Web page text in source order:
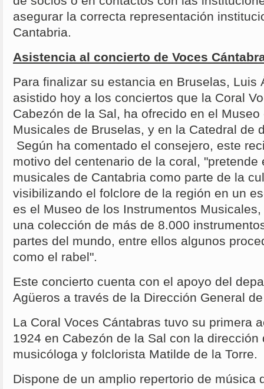
asegurar la correcta representación
Cantabria.
Asistencia al concierto de Voces
Para finalizar su estancia en Bruselas, Luis
asistido hoy a los conciertos que la Coral
Cabezón de la Sal, ha ofrecido en el
Musicales de Bruselas, y en la Catedral de
Según ha comentado el consejero, este
motivo del centenario de la coral,
musicales de Cantabria como parte de la
visibilizando el folclore de la región en un
es el Museo de los Instrumentos
una colección de más de 8.000
partes del mundo, entre ellos algunos
como el rabel".
Este concierto cuenta con el apoyo del
Agüeros a través de la Dirección General
La Coral Voces Cántabras tuvo su primera
1924 en Cabezón de la Sal con la dirección
musicóloga y folclorista Matilde de la Torre.
Dispone de un amplio repertorio de música